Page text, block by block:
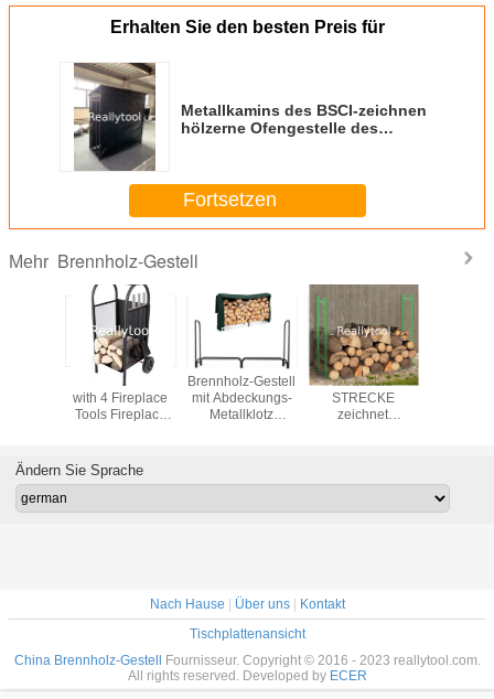
Erhalten Sie den besten Preis für
Metallkamins des BSCI-zeichnen
hölzerne Ofengestelle des
Klotz-Speicher Kaminholzlager
auf
Fortsetzen
Mehr Brennholz-Gestell
im
Firewood Rack
with 4 Fireplace
Tools Fireplace
Outdoor Use Iron
Log Holder
Brennholz-Gestell
mit Abdeckungs-
Metallklotz
Freien
Metallrohr
STRECKE
zeichnet
aufzeichnet
Grün auf
Ändern Sie Sprache
Nach Hause | Über uns| Kontakt
Tischplattenansicht
China Brennholz-Gestell Fournisseur. Copyright © 2016 - 2023 reallytool.com.
All rights reserved. Developed by ECER